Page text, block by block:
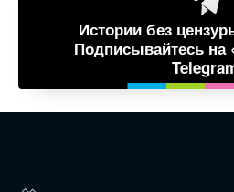
Истории без
Подписывайтесь на